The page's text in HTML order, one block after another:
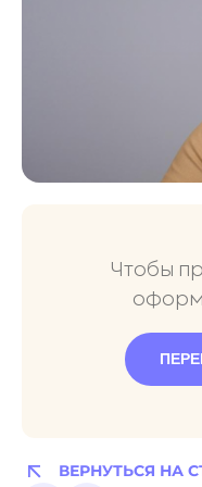
Чтобы
ВЕРНУТЬСЯ НА